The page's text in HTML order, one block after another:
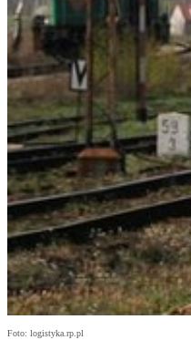
Foto: logistyka.rp.pl